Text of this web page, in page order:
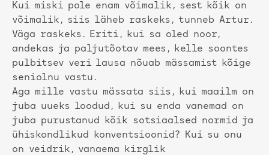
Kui miski pole enam võimalik, sest kõik on
võimalik, siis läheb raskeks, tunneb Artur.
Väga raskeks. Eriti, kui sa oled noor,
andekas ja paljutõotav mees, kelle soontes
pulbitsev veri lausa nõuab mässamist kõige
seniolnu vastu.
Aga mille vastu mässata siis, kui maailm on
juba uueks loodud, kui su enda vanemad on
juba purustanud kõik sotsiaalsed normid ja
ühiskondlikud konventsioonid? Kui su onu
on veidrik, vanaema kirglik